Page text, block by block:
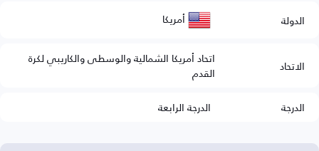
الدولة أمريكا
الاتحاد اتحاد أمريكا الشمالية والوسطى والكاريبي لكرة
القدم
الدرجة
الدرجة الرابعة